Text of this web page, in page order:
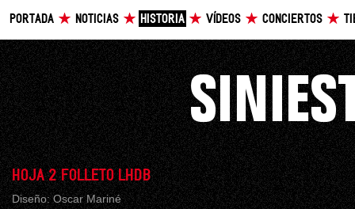
PORTADA NOTICIAS HISTORIA VÍDEOS CONCIERTOS
HOJA 2 FOLLETO LHDB
Diseño: Oscar Mariné